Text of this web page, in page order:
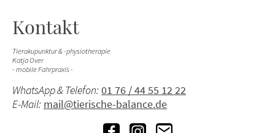
Kontakt
Tierakupunktur & -physiotherapie
Katja Over
- mobile Fahrpraxis -
WhatsApp & Telefon: 01 76 / 44 55 12 22
E-Mail: mail@tierische-balance.de